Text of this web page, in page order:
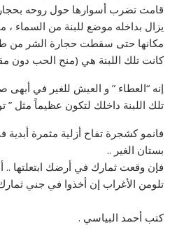
قامت تضرب أسوارها حول روحه
يزال بداخله موضع للبنة من السماء
مكانها حتى سقطت حجارة الشر من
كانت تلك اللبنة هي (منح الحب دون
إنه “العطاء ” و العيش للغير في
تلك اللبنة داخلك لتكون عظيماً مثل ”
فانمو كشجرة تفاح أزلية مثمرة أبدية
بستان الغير ..
فإن وقعت ثمارك في أرضك ابتعلتها
تلومن الأغراب إن أخذوا في جني
‏كتب أحمد البياسي .